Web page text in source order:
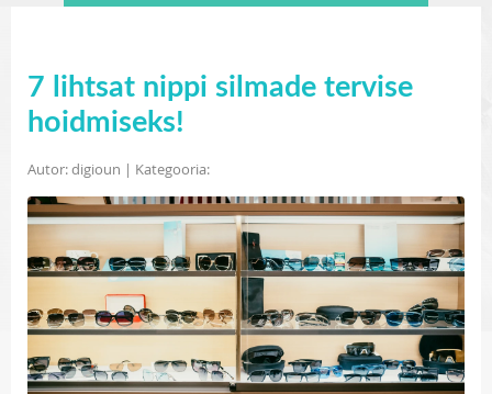
7 lihtsat nippi silmade tervise
hoidmiseks!
Autor: digioun | Kategooria: